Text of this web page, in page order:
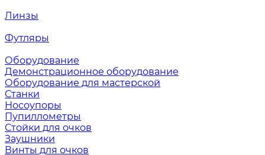
Линзы
Футляры
Оборудование
Демонстрационное оборудование
Оборудование для мастерской
Станки
Носоупоры
Пупиллометры
Стойки для очков
Заушники
Винты для очков